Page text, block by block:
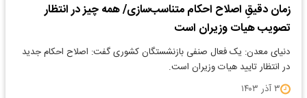
زمان دقیقِ اصلاح احکام متناسب‌سازی/ همه چیز در انتظار
تصویب هیات وزیران است
دنیای معدن: یک فعال صنفی بازنشستگان کشوری گفت: اصلاح احکام جدید
در انتظار تایید هیات وزیران است.
۳ آذر ۱۴۰۳